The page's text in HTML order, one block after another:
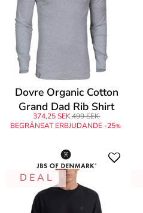
Dovre Organic Cotton
Grand Dad Rib Shirt
374,25 SEK499 SEK
BEGRÄNSAT ERBJUDANDE -25%
D E A L